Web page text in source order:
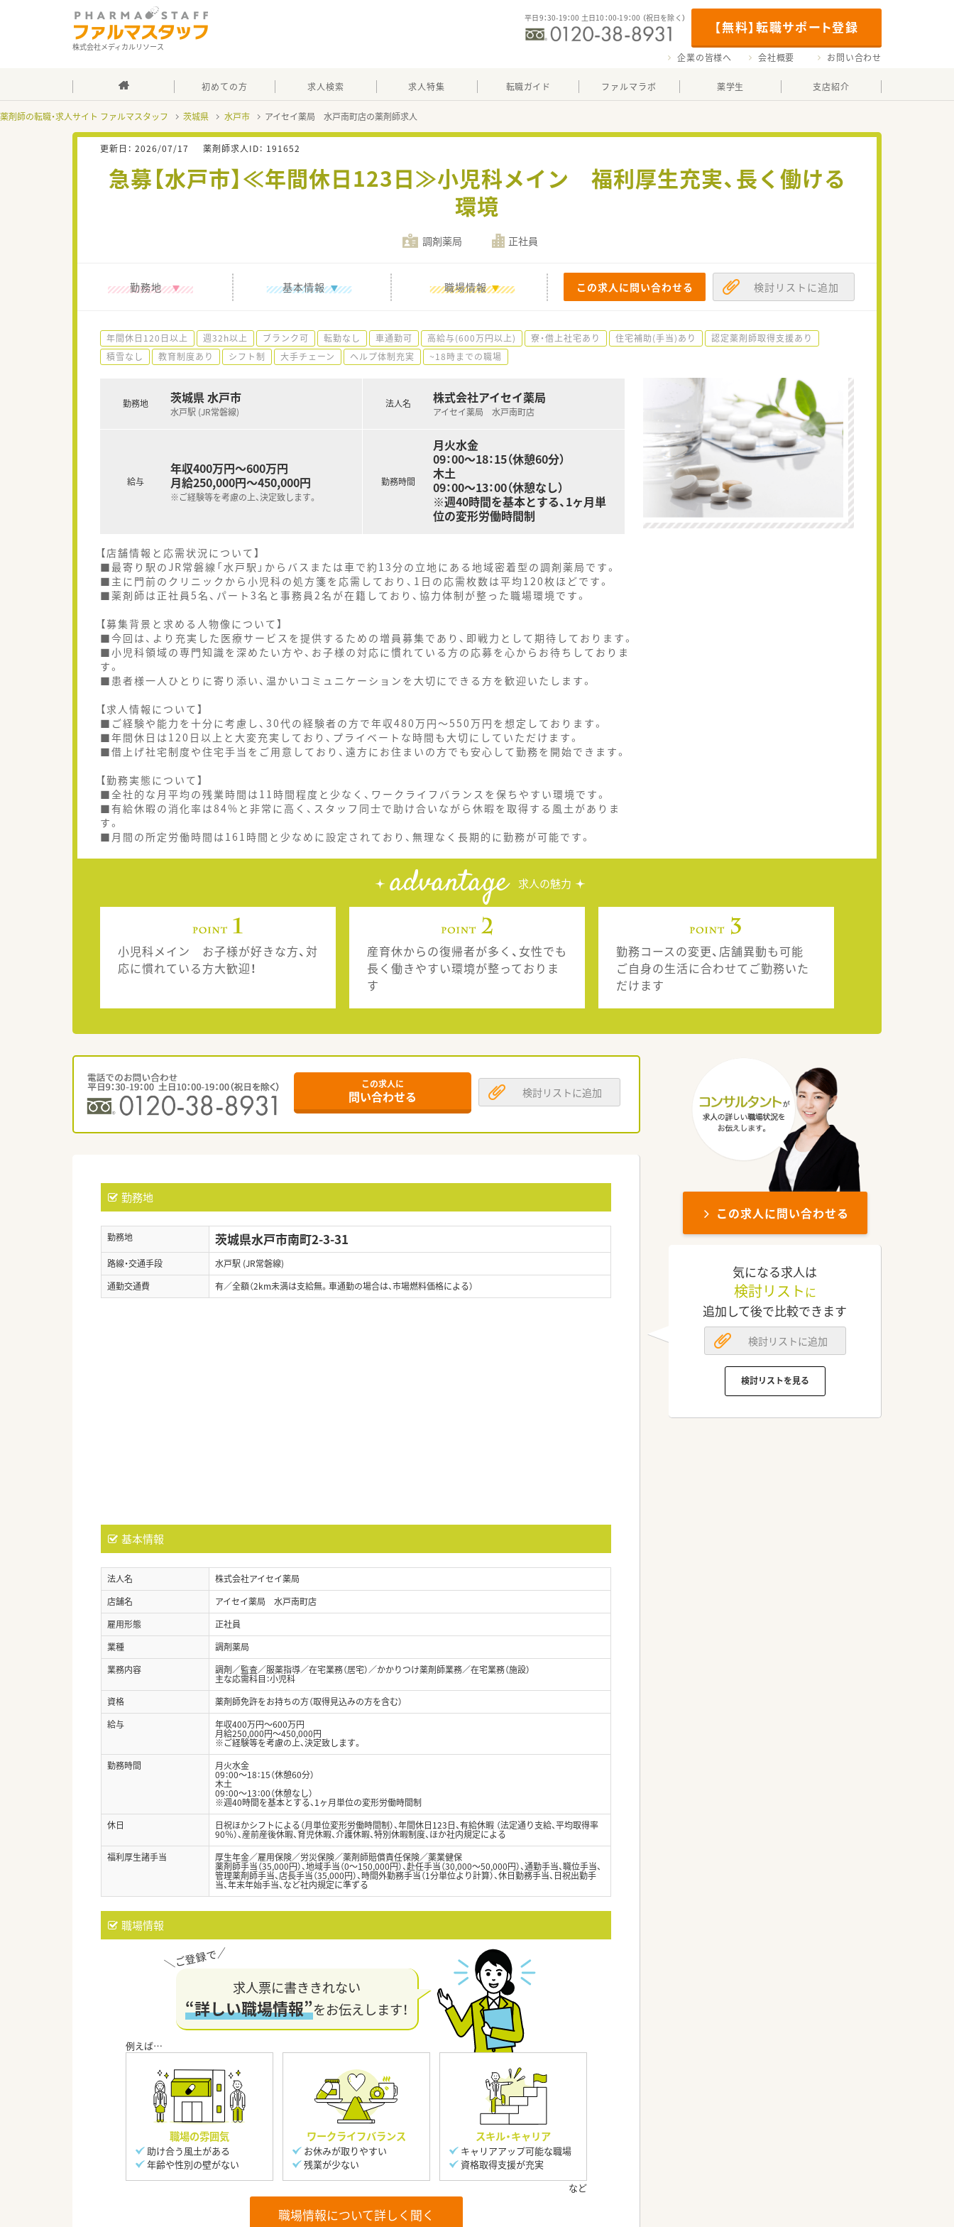
株式会社メディカルリソース
【無料】転職サポート登録
平日9：30-19：00 土日10：00-19：00 （祝日を除く）
企業の皆様へ 会社概要 お問い合わせ
初めての方 求人検索 求人特集 転職ガイド ファルマラボ 薬学生 支店紹介
薬剤師の転職・求人サイト ファルマスタッフ 茨城県 水戸市 アイセイ薬局 水戸南町店の薬剤師求人
更新日： 2026/07/17 薬剤師求人ID： 191652
急募【水戸市】≪年間休日123日≫小児科メイン 福利厚生充実、長く働ける
環境
調剤薬局 正社員
勤務地 基本情報 職場情報 この求人に問い合わせる 検討リストに追加
年間休日120日以上 週32h以上 ブランク可 転勤なし 車通勤可 高給与(600万円以上) 寮・借上社宅あり 住宅補助(手当)あり
認定薬剤師取得支援あり
積雪なし
教育制度あり シフト制 大手チェーン ヘルプ体制充実 ~18時までの職場
勤務地 茨城県 水戸市
水戸駅 (JR常磐線)
給与
年収400万円～600万円
月給250,000円～450,000円
※ご経験等を考慮の上、決定致します。
法人名 株式会社アイセイ薬局
アイセイ薬局 水戸南町店
勤務時間
月火水金
09：00～18：15（休憩60分）
木土
09：00～13：00（休憩なし）
※週40時間を基本とする、1ヶ月単
位の変形労働時間制
【店舗情報と応需状況について】
■最寄り駅のJR常磐線「水戸駅」からバスまたは車で約13分の立地にある地域密着型の調剤薬局です。
■主に門前のクリニックから小児科の処方箋を応需しており、1日の応需枚数は平均120枚ほどです。
■薬剤師は正社員5名、パート3名と事務員2名が在籍しており、協力体制が整った職場環境です。
【募集背景と求める人物像について】
■今回は、より充実した医療サービスを提供するための増員募集であり、即戦力として期待しております。
■小児科領域の専門知識を深めたい方や、お子様の対応に慣れている方の応募を心からお待ちしておりま
す。
■患者様一人ひとりに寄り添い、温かいコミュニケーションを大切にできる方を歓迎いたします。
【求人情報について】
■ご経験や能力を十分に考慮し、30代の経験者の方で年収480万円～550万円を想定しております。
■年間休日は120日以上と大変充実しており、プライベートな時間も大切にしていただけます。
■借上げ社宅制度や住宅手当をご用意しており、遠方にお住まいの方でも安心して勤務を開始できます。
【勤務実態について】
■全社的な月平均の残業時間は11時間程度と少なく、ワークライフバランスを保ちやすい環境です。
■有給休暇の消化率は84%と非常に高く、スタッフ同士で助け合いながら休暇を取得する風土がありま
す。
■月間の所定労働時間は161時間と少なめに設定されており、無理なく長期的に勤務が可能です。
advantage 求人の魅力
小児科メイン お子様が好きな方、対
応に慣れている方大歓迎！
産育休からの復帰者が多く、女性でも
長く働きやすい環境が整っておりま
す
勤務コースの変更、店舗異動も可能
ご自身の生活に合わせてご勤務いた
だけます
この求人に
問い合わせる 検討リストに追加
勤務地
勤務地 茨城県水戸市南町2-3-31
路線・交通手段
水戸駅 (JR常磐線)
通勤交通費
有／全額（2km未満は支給無。車通勤の場合は、市場燃料価格による）
基本情報
法人名
株式会社アイセイ薬局
店舗名
アイセイ薬局 水戸南町店
雇用形態
正社員
業種
調剤薬局
業務内容
調剤／監査／服薬指導／在宅業務（居宅）／かかりつけ薬剤師業務／在宅業務（施設）
主な応需科目：小児科
資格
薬剤師免許をお持ちの方（取得見込みの方を含む）
給与
年収400万円～600万円
月給250,000円～450,000円
※ご経験等を考慮の上、決定致します。
勤務時間
月火水金
09：00～18：15（休憩60分）
木土
09：00～13：00（休憩なし）
※週40時間を基本とする、1ヶ月単位の変形労働時間制
休日
日祝ほかシフトによる（月単位変形労働時間制）、年間休日123日、有給休暇 （法定通り支給、平均取得率
90％）、産前産後休暇、育児休暇、介護休暇、特別休暇制度、ほか社内規定による
福利厚生諸手当
厚生年金／雇用保険／労災保険／薬剤師賠償責任保険／薬業健保
薬剤師手当（35,000円）、地域手当（0～150,000円）、赴任手当（30,000～50,000円）、通勤手当、職位手当、
管理薬剤師手当、店長手当（35,000円）、時間外勤務手当（1分単位より計算）、休日勤務手当、日祝出勤手
当、年末年始手当、など社内規定に準ずる
職場情報
求人票に書ききれない
“詳しい職場情報”をお伝えします！
職場の雰囲気
助け合う風土がある
年齢や性別の壁がない
ワークライフバランス
お休みが取りやすい
残業が少ない
スキル・キャリア
キャリアアップ可能な職場
資格取得支援が充実
職場情報について詳しく聞く
この求人に問い合わせる
気になる求人は
検討リスト に
追加して後で比較できます
検討リストに追加
検討リストを見る